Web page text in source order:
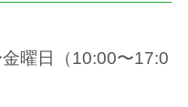
曜日（10:00〜17:0